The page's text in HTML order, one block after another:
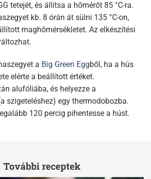
tetejét, és állítsa a hőmérőt 85 °C-ra.
kb. 8 órán át sülni 135 °C-on,
maghőmérsékletet. Az elkészítési
a Big Green Eggből, ha a hús
elérte a beállított értéket.
alufóliába, és helyezze a
szigeteléshez) egy thermodobozba.
120 percig pihentesse a húst.
További receptek